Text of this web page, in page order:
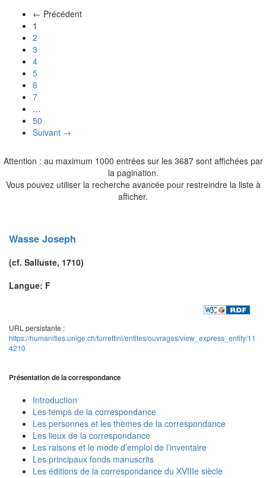
← Précédent
1
2
3
4
5
6
7
…
50
Suivant →
Attention : au maximum 1000 entrées sur les 3687 sont affichées par
la pagination.
Vous pouvez utiliser la recherche avancée pour restreindre la liste à
afficher.
Wasse Joseph
(cf. Salluste, 1710)
Langue: F
URL persistante :
https://humanities.unige.ch/turrettini/entites/ouvrages/view_express_entity/11
4210
Présentation de la correspondance
Introduction
Les temps de la correspondance
Les personnes et les thèmes de la correspondance
Les lieux de la correspondance
Les raisons et le mode d’emploi de l’inventaire
Les principaux fonds manuscrits
Les éditions de la correspondance du XVIIIe siècle